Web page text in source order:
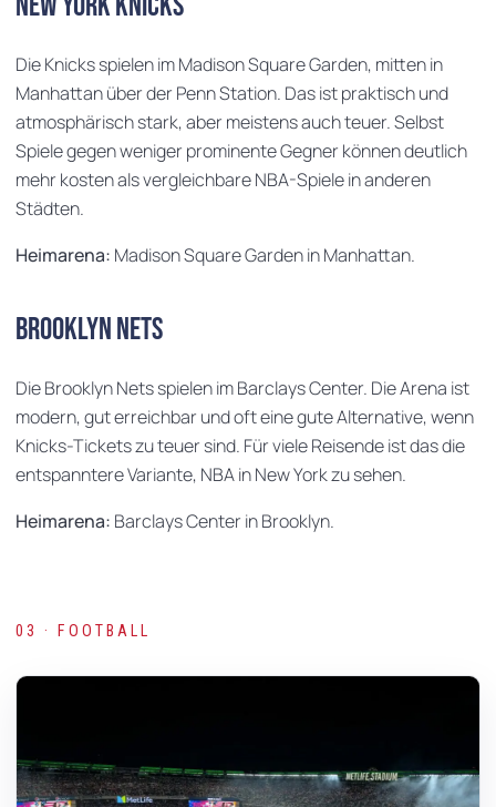
Die Knicks spielen im Madison Square Garden, mitten in
Manhattan über der Penn Station. Das ist praktisch und
atmosphärisch stark, aber meistens auch teuer. Selbst
Spiele gegen weniger prominente Gegner können deutlich
mehr kosten als vergleichbare NBA-Spiele in anderen
Städten.
Heimarena: Madison Square Garden in Manhattan.
Brooklyn Nets
Die Brooklyn Nets spielen im Barclays Center. Die Arena ist
modern, gut erreichbar und oft eine gute Alternative, wenn
Knicks-Tickets zu teuer sind. Für viele Reisende ist das die
entspanntere Variante, NBA in New York zu sehen.
Heimarena: Barclays Center in Brooklyn.
03 · FOOTBALL